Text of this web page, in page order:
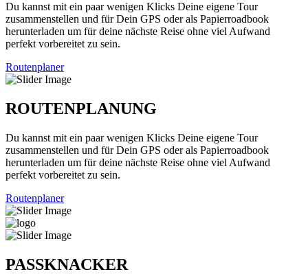
Du kannst mit ein paar wenigen Klicks Deine eigene Tour
zusammenstellen und für Dein GPS oder als Papierroadbook
herunterladen um für deine nächste Reise ohne viel Aufwand
perfekt vorbereitet zu sein.
Routenplaner
ROUTENPLANUNG
Du kannst mit ein paar wenigen Klicks Deine eigene Tour
zusammenstellen und für Dein GPS oder als Papierroadbook
herunterladen um für deine nächste Reise ohne viel Aufwand
perfekt vorbereitet zu sein.
Routenplaner
PASSKNACKER